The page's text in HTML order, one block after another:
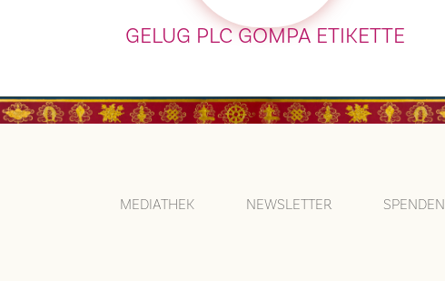
GELUG PLC GOMPA ETIKETTE
MEDIATHEK NEWSLETTER SPENDEN